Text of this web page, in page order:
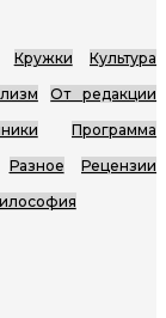
Кружки
Культура
От редакции
Программа
Разное
Рецензии